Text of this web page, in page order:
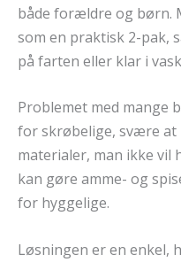
både forældre og børn.
som en praktisk 2-pak,
på farten eller klar i
Problemet med mange
for skrøbelige, svære
materialer, man ikke vil
kan gøre amme- og
for hyggelige.
Løsningen er en enkel,